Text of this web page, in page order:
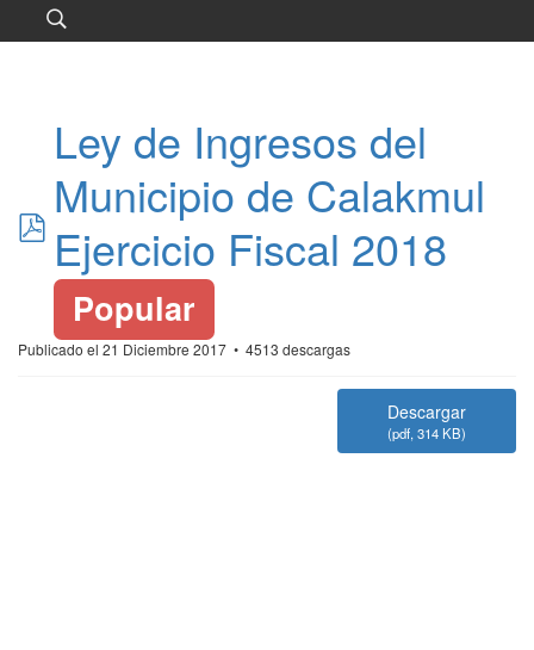
pdf
Ley de Ingresos del
Municipio de Calakmul
Ejercicio Fiscal 2018
Popular
Publicado el 21 Diciembre 2017 4513 descargas
Descargar
(pdf, 314 KB)